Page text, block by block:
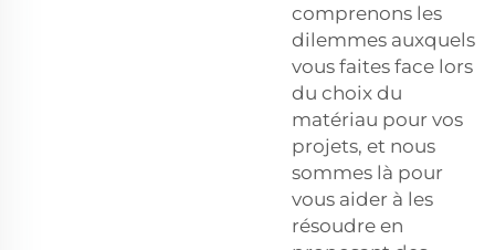
comprenons les
dilemmes auxquels
vous faites face lors
du choix du
matériau pour vos
projets, et nous
sommes là pour
vous aider à les
résoudre en